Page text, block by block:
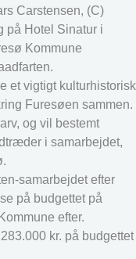
Carstensen, (C)
på Hotel Sinatur i
Kommune
et vigtigt kulturhistorisk
Furesøen sammen.
og vil bestemt
i samarbejdet,
samarbejdet efter
på budgettet på
efter.
kr. på budgettet